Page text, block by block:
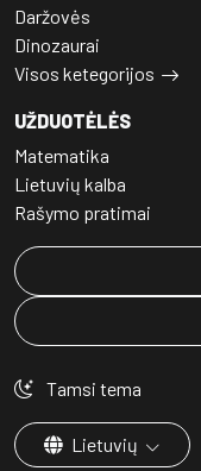
Daržovės
Dinozaurai
Visos ketegorijos
UŽDUOTĖLĖS
Matematika
Lietuvių kalba
Rašymo pratimai
Tamsi tema
Lietuvių